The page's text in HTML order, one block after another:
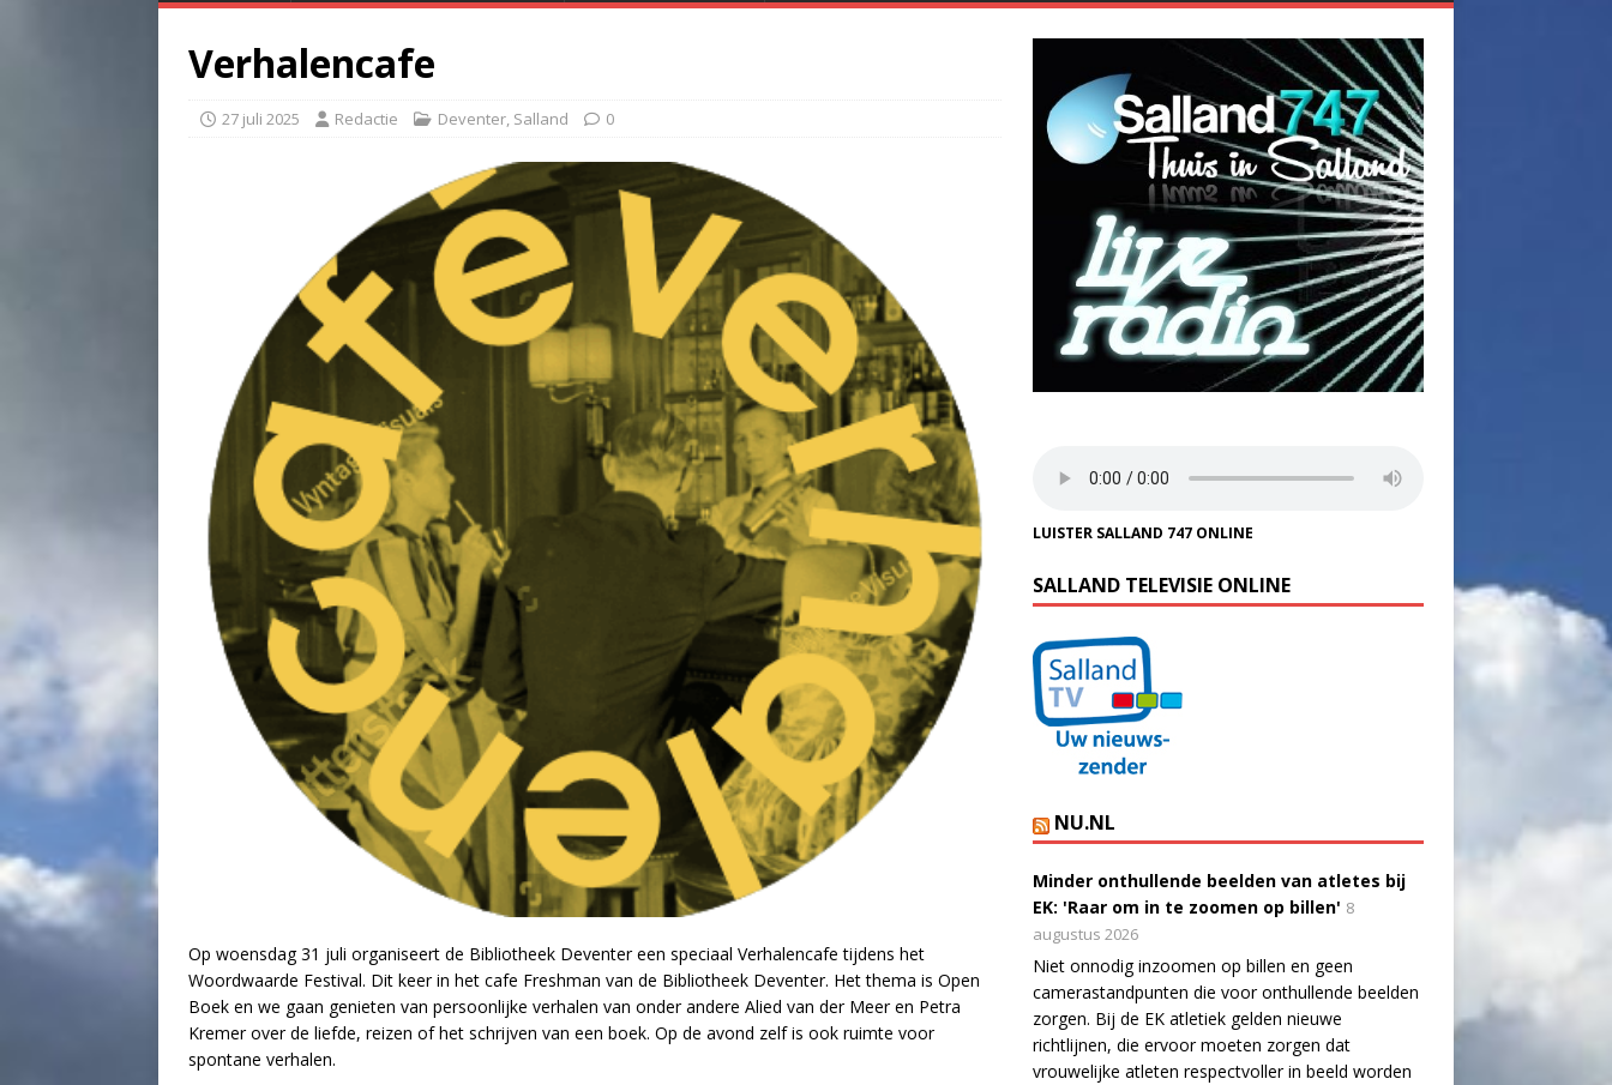
Verhalencafe
27 juli 2025 Redactie Deventer, Salland 0
Op woensdag 31 juli organiseert de Bibliotheek Deventer een speciaal Verhalencafe tijdens het
Woordwaarde Festival. Dit keer in het cafe Freshman van de Bibliotheek Deventer. Het thema is Open
Boek en we gaan genieten van persoonlijke verhalen van onder andere Alied van der Meer en Petra
Kremer over de liefde, reizen of het schrijven van een boek. Op de avond zelf is ook ruimte voor
spontane verhalen.
LUISTER SALLAND 747 ONLINE
SALLAND TELEVISIE ONLINE
NU.NL
Minder onthullende beelden van atletes bij
EK: 'Raar om in te zoomen op billen' 8
augustus 2026
Niet onnodig inzoomen op billen en geen
camerastandpunten die voor onthullende beelden
zorgen. Bij de EK atletiek gelden nieuwe
richtlijnen, die ervoor moeten zorgen dat
vrouwelijke atleten respectvoller in beeld worden